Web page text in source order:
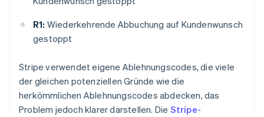
R1: Wiederkehrende Abbuchung auf Kundenwunsch
gestoppt
Stripe verwendet eigene Ablehnungscodes, die viele
der gleichen potenziellen Gründe wie die
herkömmlichen Ablehnungscodes abdecken, das
Problem jedoch klarer darstellen. Die Stripe-